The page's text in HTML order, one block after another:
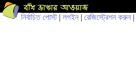
নির্বাচিত পোস্ট| লগইন | রেজিস্ট্রেশন করুন |